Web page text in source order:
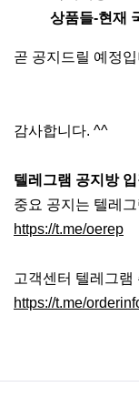
상품들-현재
곧 공지드릴 예정
감사합니다. ^^
텔레그램 공지방
중요 공지는 텔레
https://t.me/oerep
고객센터 텔레그램
https://t.me/